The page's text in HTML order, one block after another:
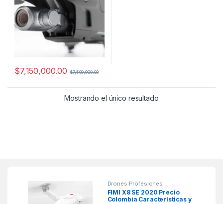
$7,150,000.00 $7,500,000.00
Mostrando el único resultado
Drones Profesiones
FIMI X8 SE 2020 Precio
Colombia Características y